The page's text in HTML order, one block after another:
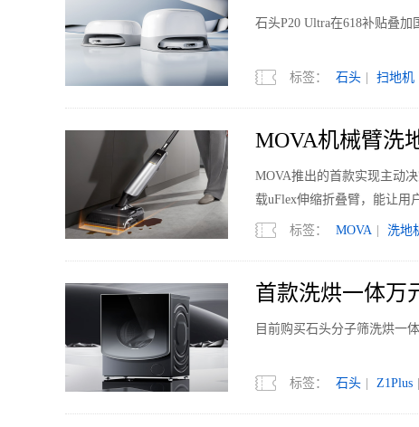
石头P20 Ultra在618补贴叠加
标签： 石头 扫地机
MOVA机械臂洗
MOVA推出的首款实现主动
载uFlex伸缩折叠臂，能让用
标签： MOVA 洗地
首款洗烘一体万
不容错过
目前购买石头分子筛洗烘一
标签： 石头 Z1Plus